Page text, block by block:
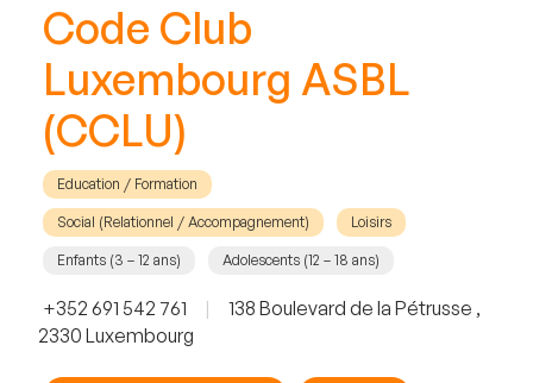
Code Club
Luxembourg ASBL
(CCLU)
Education / Formation
Social (Relationnel / Accompagnement) Loisirs
Enfants (3 – 12 ans) Adolescents (12 – 18 ans)
+352 691 542 761 |
138 Boulevard de la Pétrusse ,
2330 Luxembourg